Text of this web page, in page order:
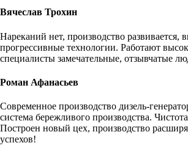
Вячеслав Трохин
Нареканий нет, производство развивается,
прогрессивные технологии. Работают
специалисты замечательные, отзывчатые
Роман Афанасьев
Современное производство дизель-
система бережливого производства.
Построен новый цех, производство
успехов!